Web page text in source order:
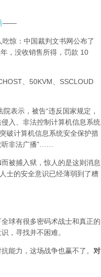
——
惊：中国裁判文书网公布了
，没收销售所得，罚款 10
、50KVM、SSCLOUD
表示，被告“违反国家规定，
入、非法控制计算机信息系统
破计算机信息系统安全保护措
非法广播”……
被捕入狱，惊人的是这则消息
士的安全意识已经薄弱到了糟
球有很多密码术战士和真正的
，寻找并不困难。
能力，这场战争也赢不了。 对